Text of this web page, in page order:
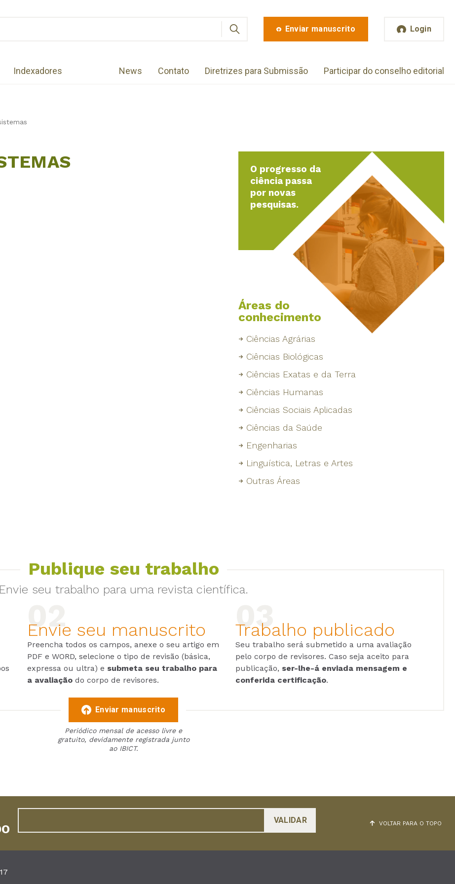
Enviar manuscrito Login
Indexadores News Contato Diretrizes para Submissão Participar do conselho editorial
O progresso da
ciência passa
por novas
pesquisas.
Áreas do
conhecimento
Ciências Agrárias
Ciências Biológicas
Ciências Exatas e da Terra
Ciências Humanas
Ciências Sociais Aplicadas
Ciências da Saúde
Engenharias
Linguística, Letras e Artes
Outras Áreas
Publique seu trabalho
Envie seu trabalho para uma revista científica.
Envie seu manuscrito
Preencha todos os campos, anexe o seu artigo em
PDF e WORD, selecione o tipo de revisão (básica,
expressa ou ultra) e submeta seu trabalho para
a avaliação do corpo de revisores.
Trabalho publicado
Seu trabalho será submetido a uma avaliação
pelo corpo de revisores. Caso seja aceito para
publicação, ser-lhe-á enviada mensagem e
conferida certificação.
Enviar manuscrito
Periódico mensal de acesso livre e
gratuito, devidamente registrada junto
ao IBICT.
VOLTAR PARA O TOPO